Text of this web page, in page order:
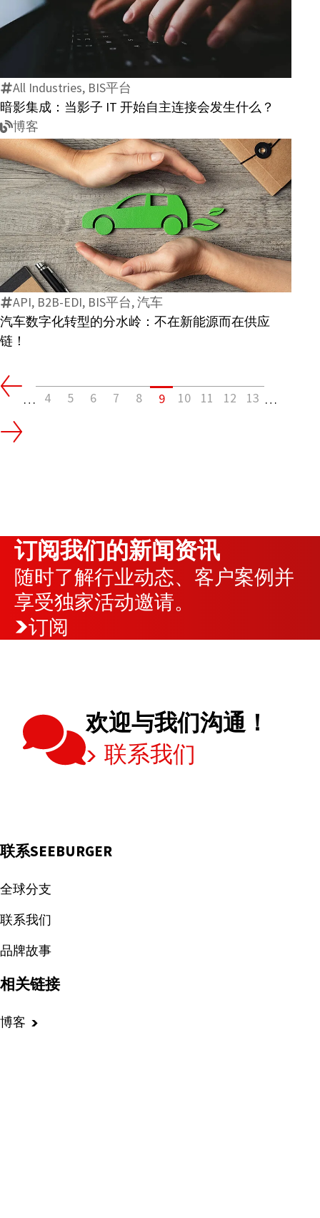
工
具
的
价
暗
影
成：
影
IT
开
始
自
连
接
会
发
生
All Industries, BIS平台
暗影集成：当影子 IT 开始自主连接会发生什么？
博客
汽
车
数
字
化
转
而
在
供
应
链！
API, B2B-EDI, BIS平台, 汽车
汽车数字化转型的分水岭：不在新能源而在供应
链！
… 4 5 6 7 8 9 10 11 12 13 …
订阅我们的新闻资讯
随时了解行业动态、客户案例并
享受独家活动邀请。
订阅
欢迎与我们沟通！
联系我们
联系SEEBURGER
全球分支
联系我们
品牌故事
相关链接
博客